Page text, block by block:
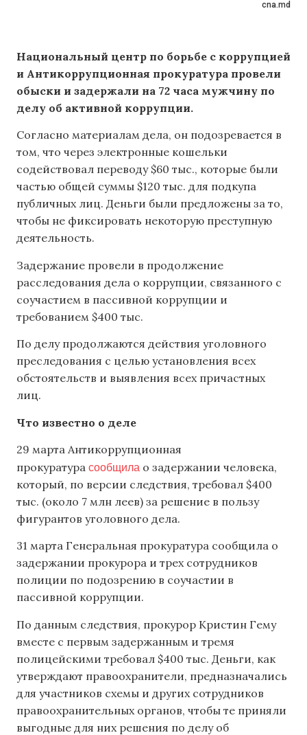
cna.md
Национальный центр по борьбе с коррупцией
и Антикоррупционная прокуратура провели
обыски и задержали на 72 часа мужчину по
делу об активной коррупции.
Согласно материалам дела, он подозревается в
том, что через электронные кошельки
содействовал переводу $60 тыс., которые были
частью общей суммы $120 тыс. для подкупа
публичных лиц. Деньги были предложены за то,
чтобы не фиксировать некоторую преступную
деятельность.
Задержание провели в продолжение
расследования дела о коррупции, связанного с
соучастием в пассивной коррупции и
требованием $400 тыс.
По делу продолжаются действия уголовного
преследования с целью установления всех
обстоятельств и выявления всех причастных
лиц.
Что известно о деле
29 марта Антикоррупционная
прокуратура сообщила о задержании человека,
который, по версии следствия, требовал $400
тыс. (около 7 млн леев) за решение в пользу
фигурантов уголовного дела.
31 марта Генеральная прокуратура сообщила о
задержании прокурора и трех сотрудников
полиции по подозрению в соучастии в
пассивной коррупции.
По данным следствия, прокурор Кристин Гему
вместе с первым задержанным и тремя
полицейскими требовал $400 тыс. Деньги, как
утверждают правоохранители, предназначались
для участников схемы и других сотрудников
правоохранительных органов, чтобы те приняли
выгодные для них решения по делу об